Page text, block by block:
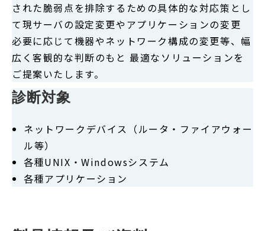
された脆弱点を排除するための具体的な対応策とし
て現サーバの設定変更やアプリケーションの変更
必要に応じて機器やネットワーク構成の変更等、幅
広く客観的な判断のもと 最適なソリューションを
ご提案いたします。
診断対象
ネットワークデバイス（ルータ・ファイアウォー
ル等）
各種UNIX・Windowsシステム
各種アプリケーション